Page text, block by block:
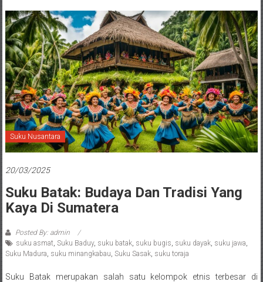
Suku Nusantara
20/03/2025
Suku Batak: Budaya Dan Tradisi Yang
Kaya Di Sumatera
Posted By: admin
suku asmat Suku Baduy, suku batak, suku bugis suku dayak, suku jawa
Suku Madura suku minangkabau Suku Sasak, suku toraja
Suku Batak merupakan salah satu kelompok etnis terbesar di